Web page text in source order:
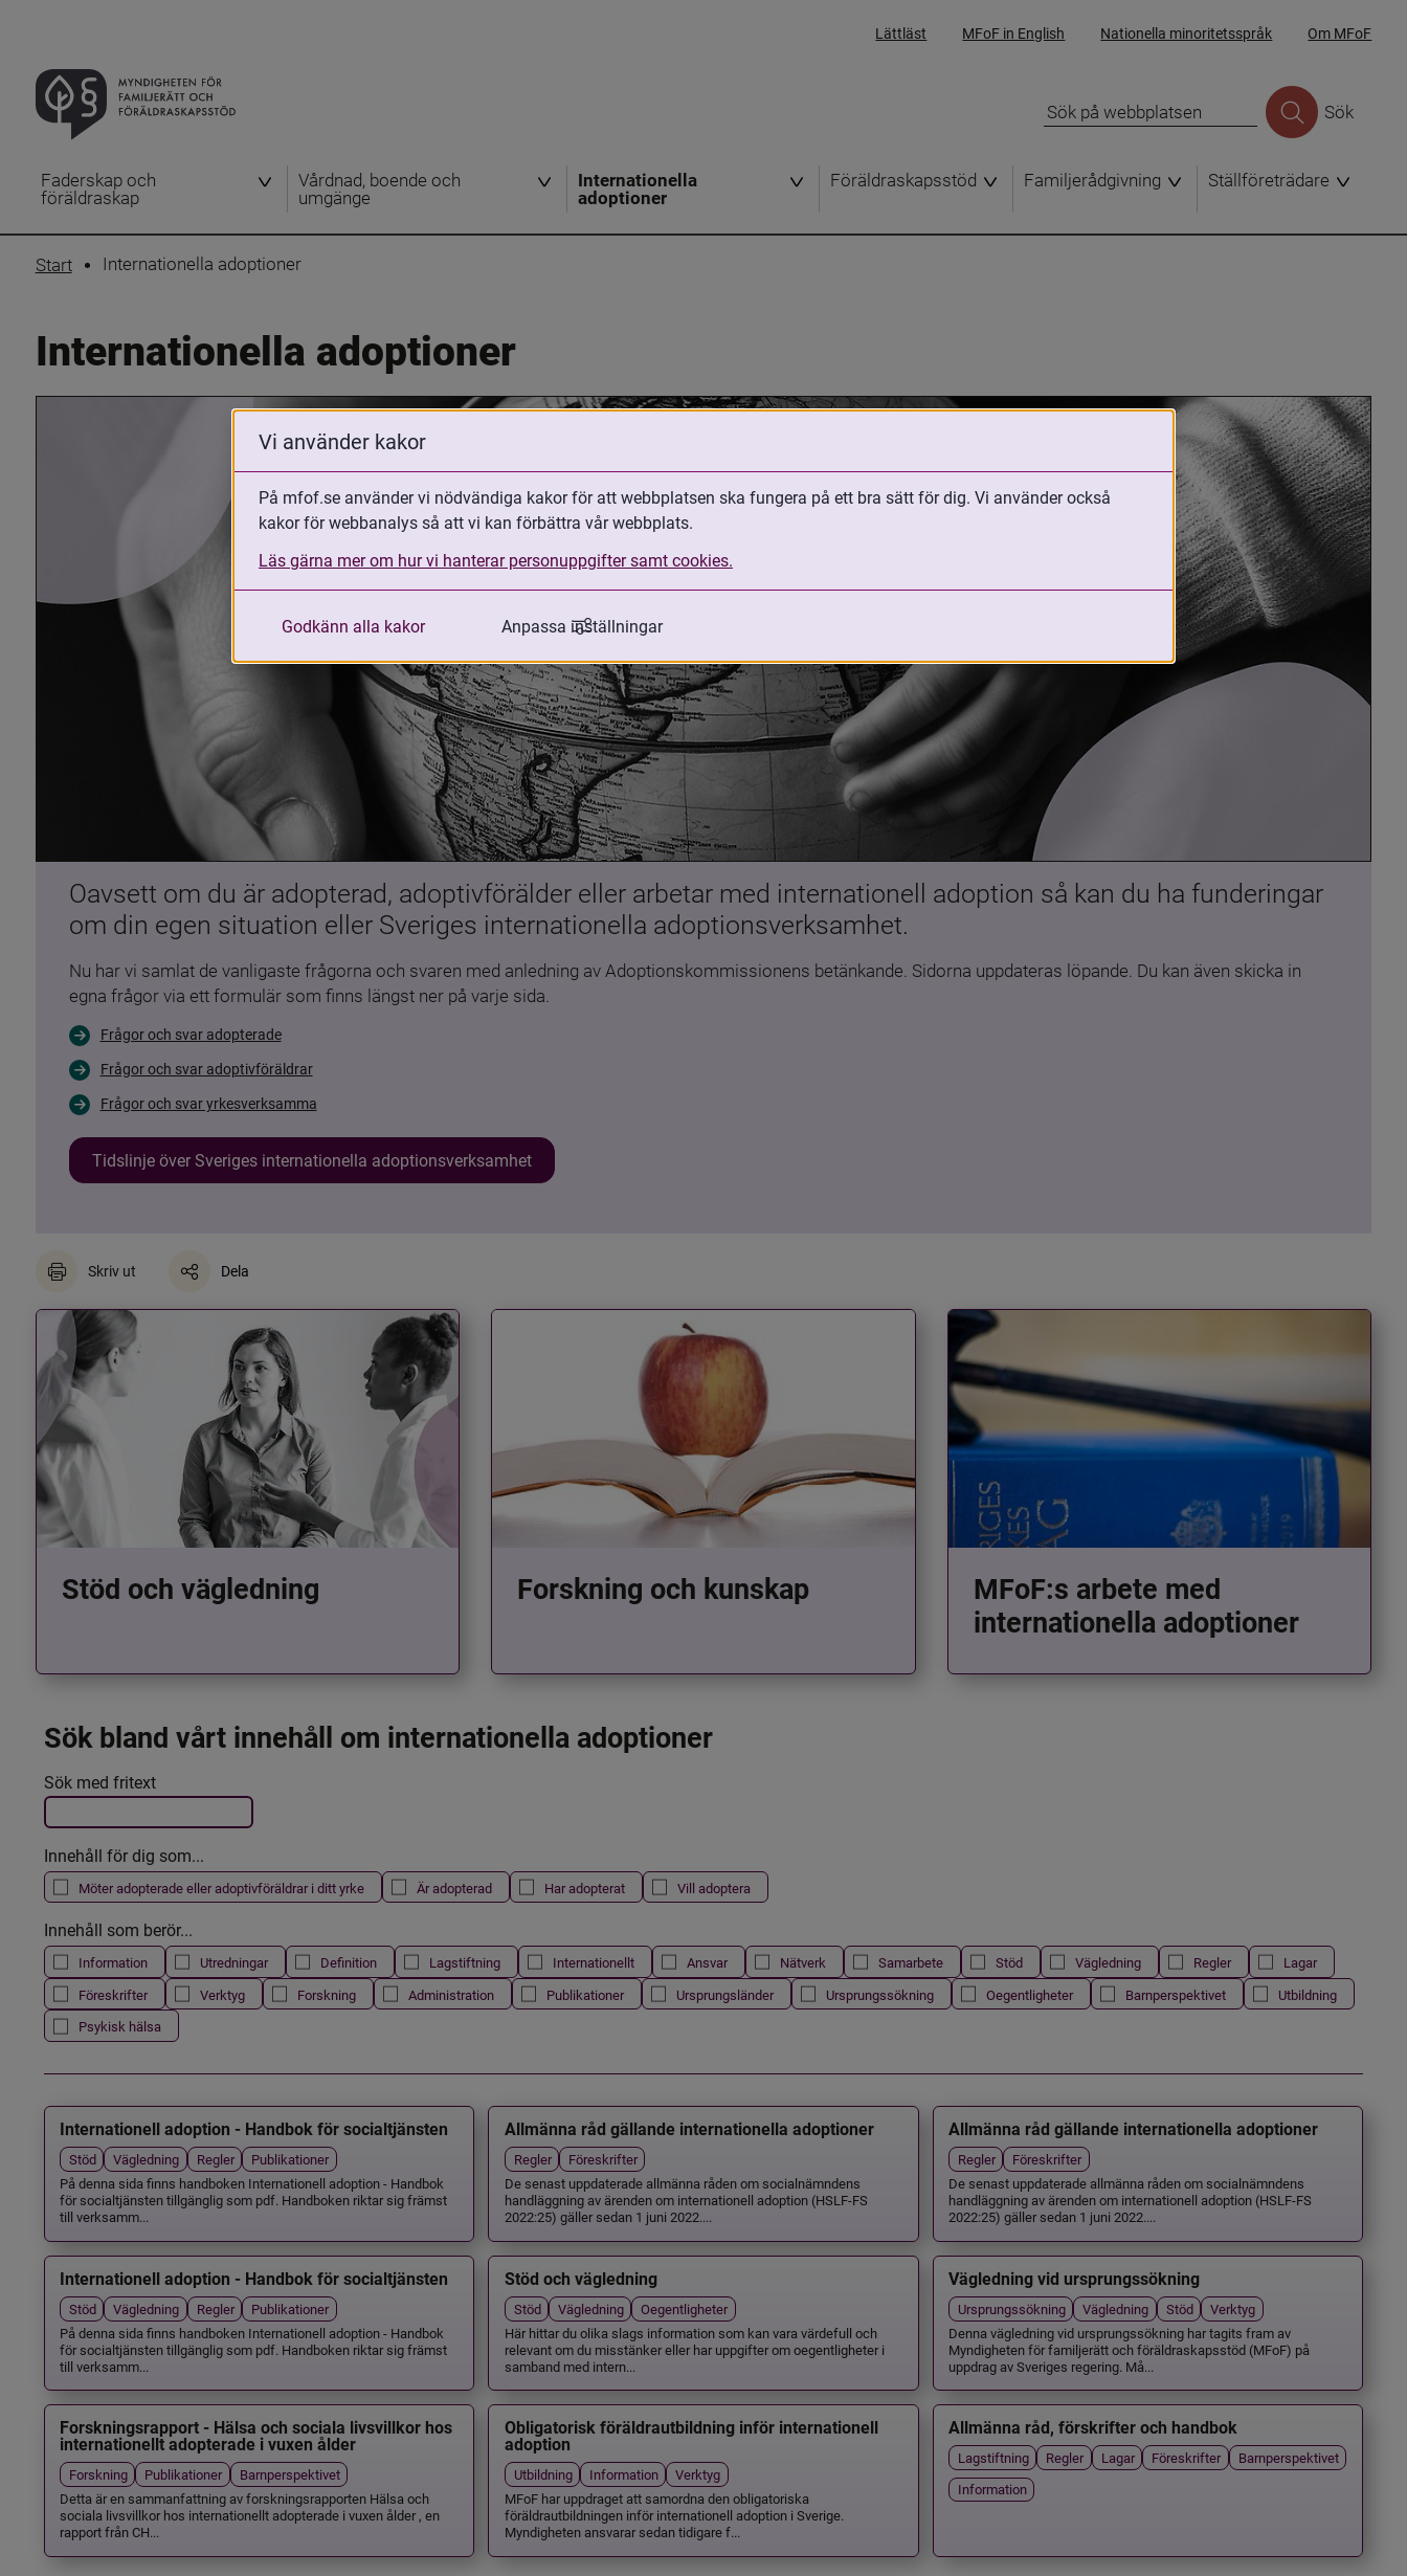
Lättläst MFoF in English Nationella minoritetsspråk Om MFoF
Sök
Faderskap och
föräldraskap
Vårdnad, boende och
umgänge
Internationella
adoptioner
Föräldraskapsstöd Familjerådgivning Ställföreträdare
Start Internationella adoptioner
Internationella adoptioner
Oavsett om du är adopterad, adoptivförälder eller arbetar med internationell adoption så kan du ha funderingar
om din egen situation eller Sveriges internationella adoptionsverksamhet.
Nu har vi samlat de vanligaste frågorna och svaren med anledning av Adoptionskommissionens betänkande. Sidorna uppdateras löpande. Du kan även skicka in
egna frågor via ett formulär som finns längst ner på varje sida.
Frågor och svar adopterade
Frågor och svar adoptivföräldrar
Frågor och svar yrkesverksamma
Tidslinje över Sveriges internationella adoptionsverksamhet
Skriv ut Dela
Stöd och vägledning Forskning och kunskap
MFoF:s arbete med
internationella adoptioner
Sök bland vårt innehåll om internationella adoptioner
Filtrera resultatet
Det här formuläret postas automatiskt
Sök med fritext
Innehåll för dig som...
Möter adopterade eller adoptivföräldrar i ditt yrke Är adopterad Har adopterat Vill adoptera
Innehåll som berör...
Information Utredningar Definition Lagstiftning Internationellt Ansvar Nätverk Samarbete Stöd Vägledning Regler
Lagar
Föreskrifter
Verktyg Forskning Administration Publikationer Ursprungsländer Ursprungssökning Oegentligheter Barnperspektivet
Utbildning
Psykisk hälsa
Internationell adoption - Handbok för socialtjänsten
Stöd Vägledning Regler
Publikationer
På denna sida finns handboken Internationell adoption - Handbok
för socialtjänsten tillgänglig som pdf. Handboken riktar sig främst
till verksamm...
Allmänna råd gällande internationella adoptioner
Regler
Föreskrifter
De senast uppdaterade allmänna råden om socialnämndens
handläggning av ärenden om internationell adoption (HSLF-FS
2022:25) gäller sedan 1 juni 2022....
Allmänna råd gällande internationella adoptioner
Regler
Föreskrifter
De senast uppdaterade allmänna råden om socialnämndens
handläggning av ärenden om internationell adoption (HSLF-FS
2022:25) gäller sedan 1 juni 2022....
Internationell adoption - Handbok för socialtjänsten
Stöd Vägledning Regler
Publikationer
På denna sida finns handboken Internationell adoption - Handbok
för socialtjänsten tillgänglig som pdf. Handboken riktar sig främst
till verksamm...
Stöd och vägledning
Stöd Vägledning
Oegentligheter
Här hittar du olika slags information som kan vara värdefull och
relevant om du misstänker eller har uppgifter om oegentligheter i
samband med intern...
Vägledning vid ursprungssökning
Ursprungssökning Vägledning Stöd
Verktyg
Denna vägledning vid ursprungssökning har tagits fram av
Myndigheten för familjerätt och föräldraskapsstöd (MFoF) på
uppdrag av Sveriges regering. Må...
Forskningsrapport - Hälsa och sociala livsvillkor hos
internationellt adopterade i vuxen ålder
Forskning Publikationer
Barnperspektivet
Detta är en sammanfattning av forskningsrapporten Hälsa och
sociala livsvillkor hos internationellt adopterade i vuxen ålder , en
rapport från CH...
Obligatorisk föräldrautbildning inför internationell
adoption
Utbildning Information
Verktyg
MFoF har uppdraget att samordna den obligatoriska
föräldrautbildningen inför internationell adoption i Sverige.
Myndigheten ansvarar sedan tidigare f...
Allmänna råd, förskrifter och handbok
Lagstiftning Regler Lagar Föreskrifter
Barnperspektivet
Information
Vi använder kakor
På mfof.se använder vi nödvändiga kakor för att webbplatsen ska fungera på ett bra sätt för dig. Vi använder också
kakor för webbanalys så att vi kan förbättra vår webbplats.
Läs gärna mer om hur vi hanterar personuppgifter samt cookies.
Godkänn alla kakor Anpassa inställningar